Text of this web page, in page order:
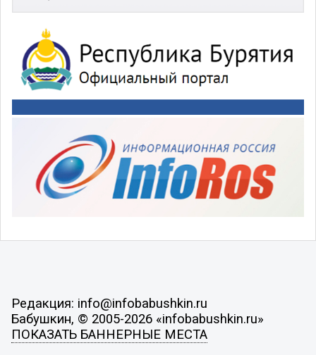
Редакция: info@infobabushkin.ru
Бабушкин, © 2005-2026 «infobabushkin.ru»
ПОКАЗАТЬ БАННЕРНЫЕ МЕСТА